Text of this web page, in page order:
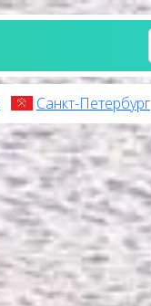
Санкт-Петербург